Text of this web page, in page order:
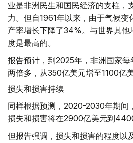
业是非洲民生和国民经济的支柱，
力。但自1961年以来，由于气候变
产率增长下降了34%。与世界其他
度是最高的。
报告预计，到2025年，非洲国家
两倍多，从350亿美元增至1100亿美
损失和损害持续
同样根据预测，2020-2030年期间
损失和损害将在2900亿美元到
但报告强调，损失和损害的程度以